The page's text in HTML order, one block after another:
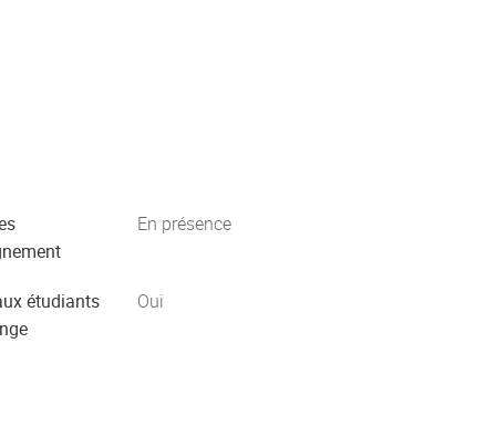
En présence
étudiants
Oui